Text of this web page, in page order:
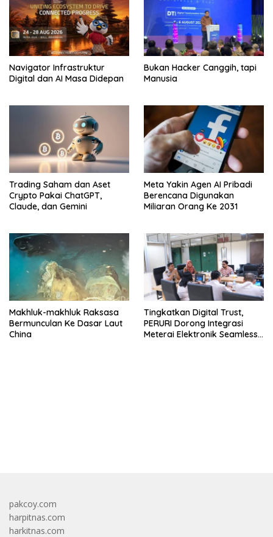
Navigator Infrastruktur
Digital dan AI Masa Didepan
Bukan Hacker Canggih, tapi
Manusia
Trading Saham dan Aset
Crypto Pakai ChatGPT,
Claude, dan Gemini
Meta Yakin Agen AI Pribadi
Berencana Digunakan
Miliaran Orang Ke 2031
Makhluk-makhluk Raksasa
Bermunculan Ke Dasar Laut
China
Tingkatkan Digital Trust,
PERURI Dorong Integrasi
Meterai Elektronik Seamless
pakcoy.com
harpitnas.com
harkitnas.com